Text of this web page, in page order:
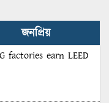
জনপ্রিয়
factories earn LEED